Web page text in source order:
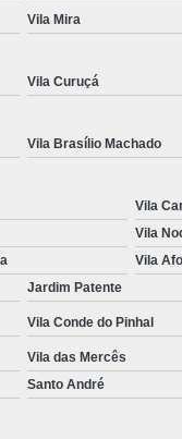
de Cnh
Carro Simulador
Simulador de
para Cfc
Vila Mira
Vila Curuçá
Vila Brasílio Machado
Vila
Vila
Vila
Jardim Patente
Vila Conde do Pinhal
Vila das Mercês
Santo André